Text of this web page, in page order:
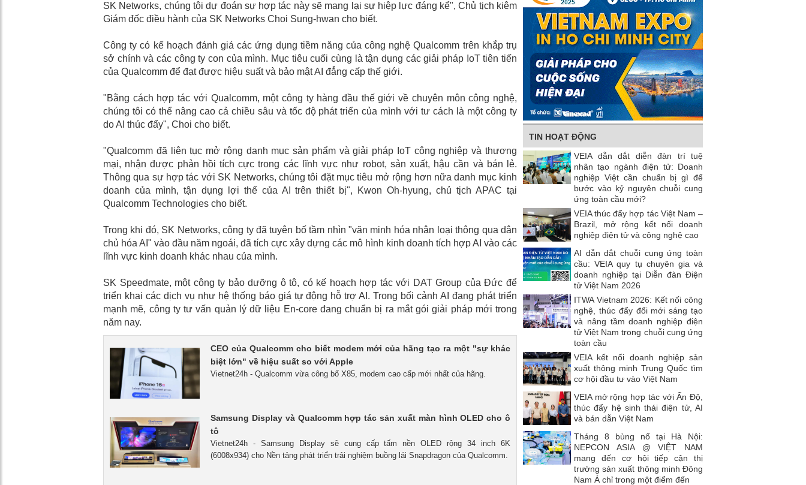
SK Networks, chúng tôi dự đoán sự hợp tác này sẽ mang lại sự hiệp lực đáng kể", Chủ tịch kiêm
Giám đốc điều hành của SK Networks Choi Sung-hwan cho biết.
Công ty có kế hoạch đánh giá các ứng dụng tiềm năng của công nghệ Qualcomm trên khắp trụ
sở chính và các công ty con của mình. Mục tiêu cuối cùng là tận dụng các giải pháp IoT tiên tiến
của Qualcomm để đạt được hiệu suất và bảo mật AI đẳng cấp thế giới.
"Bằng cách hợp tác với Qualcomm, một công ty hàng đầu thế giới về chuyên môn công nghệ,
chúng tôi có thể nâng cao cả chiều sâu và tốc độ phát triển của mình với tư cách là một công ty
do AI thúc đẩy", Choi cho biết.
"Qualcomm đã liên tục mở rộng danh mục sản phẩm và giải pháp IoT công nghiệp và thương
mại, nhận được phản hồi tích cực trong các lĩnh vực như robot, sản xuất, hậu cần và bán lẻ.
Thông qua sự hợp tác với SK Networks, chúng tôi đặt mục tiêu mở rộng hơn nữa danh mục kinh
doanh của mình, tận dụng lợi thế của AI trên thiết bị", Kwon Oh-hyung, chủ tịch APAC tại
Qualcomm Technologies cho biết.
Trong khi đó, SK Networks, công ty đã tuyên bố tầm nhìn "văn minh hóa nhân loại thông qua dân
chủ hóa AI" vào đầu năm ngoái, đã tích cực xây dựng các mô hình kinh doanh tích hợp AI vào các
lĩnh vực kinh doanh khác nhau của mình.
SK Speedmate, một công ty bảo dưỡng ô tô, có kế hoạch hợp tác với DAT Group của Đức để
triển khai các dịch vụ như hệ thống báo giá tự động hỗ trợ AI. Trong bối cảnh AI đang phát triển
mạnh mẽ, công ty tư vấn quản lý dữ liệu En-core đang chuẩn bị ra mắt gói giải pháp mới trong
năm nay.
CEO của Qualcomm cho biết modem mới của hãng tạo ra một "sự khác
biệt lớn" về hiệu suất so với Apple
Vietnet24h - Qualcomm vừa công bố X85, modem cao cấp mới nhất của hãng.
Samsung Display và Qualcomm hợp tác sản xuất màn hình OLED cho ô
tô
Vietnet24h - Samsung Display sẽ cung cấp tấm nền OLED rộng 34 inch 6K
(6008x934) cho Nền tảng phát triển trải nghiệm buồng lái Snapdragon của Qualcomm.
TIN HOẠT ĐỘNG
VEIA dẫn dắt diễn đàn trí tuệ
nhân tạo ngành điện tử: Doanh
nghiệp Việt cần chuẩn bị gì để
bước vào kỷ nguyên chuỗi cung
ứng toàn cầu mới?
VEIA thúc đẩy hợp tác Việt Nam –
Brazil, mở rộng kết nối doanh
nghiệp điện tử và công nghệ cao
AI dẫn dắt chuỗi cung ứng toàn
cầu: VEIA quy tụ chuyên gia và
doanh nghiệp tại Diễn đàn Điện
tử Việt Nam 2026
ITWA Vietnam 2026: Kết nối công
nghệ, thúc đẩy đổi mới sáng tạo
và nâng tầm doanh nghiệp điện
tử Việt Nam trong chuỗi cung ứng
toàn cầu
VEIA kết nối doanh nghiệp sản
xuất thông minh Trung Quốc tìm
cơ hội đầu tư vào Việt Nam
VEIA mở rộng hợp tác với Ấn Độ,
thúc đẩy hệ sinh thái điện tử, AI
và bán dẫn Việt Nam
Tháng 8 bùng nổ tại Hà Nội:
NEPCON ASIA @ VIỆT NAM
mang đến cơ hội tiếp cận thị
trường sản xuất thông minh Đông
Nam Á chỉ trong một điểm đến